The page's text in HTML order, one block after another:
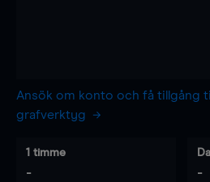
Ansök om konto och få tillgång
grafverktyg
1 timme
- -